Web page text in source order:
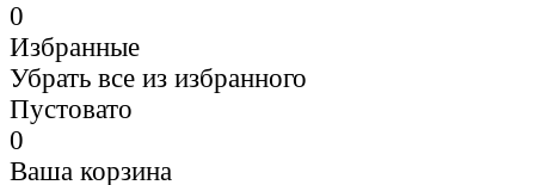
0
Избранные
Убрать все из избранного
Пустовато
0
Ваша корзина